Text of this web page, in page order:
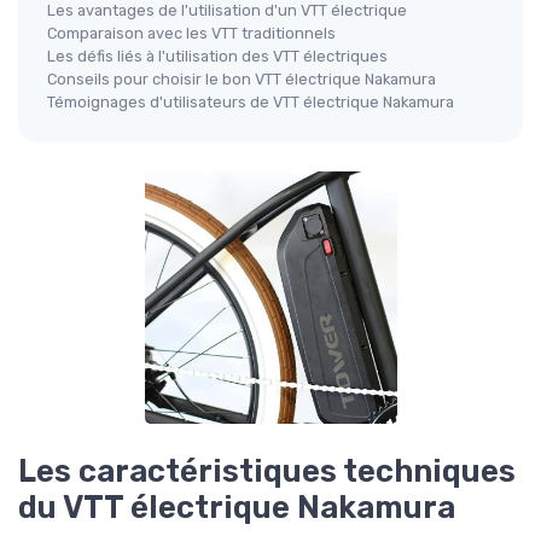
Les avantages de l'utilisation d'un VTT électrique
Comparaison avec les VTT traditionnels
Les défis liés à l'utilisation des VTT électriques
Conseils pour choisir le bon VTT électrique Nakamura
Témoignages d'utilisateurs de VTT électrique Nakamura
Les caractéristiques techniques
du VTT électrique Nakamura